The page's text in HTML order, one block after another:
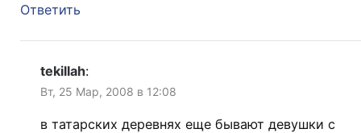
Ответить
tekillah:
Вт, 25 Мар, 2008 в 12:08
в татарских деревнях еще бывают девушки с